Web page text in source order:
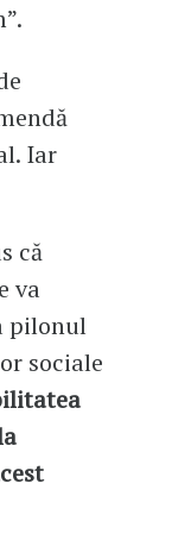
Iar
că
va
pilonul
sociale